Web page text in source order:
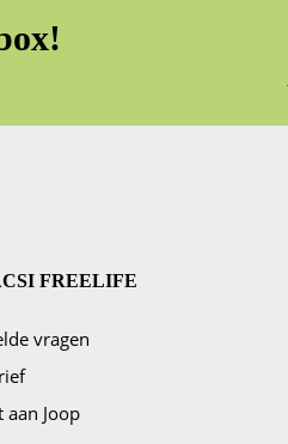
FREELIFE
vragen
aan Joop